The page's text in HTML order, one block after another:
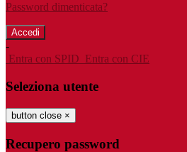
Password dimenticata?
-
Entra con SPID Entra con CIE
Seleziona utente
button close ×
Recupero password